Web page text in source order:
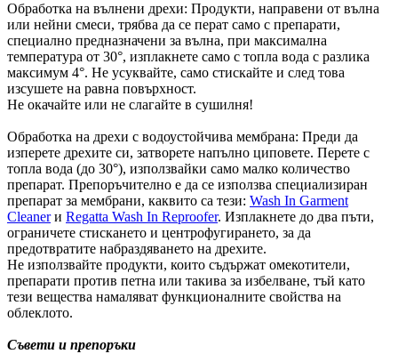
Обработка на вълнени дрехи: Продукти, направени от вълна
или нейни смеси, трябва да се перат само с препарати,
специално предназначени за вълна, при максимална
температура от 30°, изплакнете само с топла вода с разлика
максимум 4°. Не усуквайте, само стискайте и след това
изсушете на равна повърхност.
Не окачайте или не слагайте в сушилня!
Обработка на дрехи с водоустойчива мембрана: Преди да
изперете дрехите си, затворете напълно циповете. Перете с
топла вода (до 30°), използвайки само малко количество
препарат. Препоръчително е да се използва специализиран
препарат за мембрани, каквито са тези: Wash In Garment
Cleanerи Regatta Wash In Reproofer. Изплакнете до два пъти,
ограничете стискането и центрофугирането, за да
предотвратите набраздяването на дрехите.
Не използвайте продукти, които съдържат омекотители,
препарати против петна или такива за избелване, тъй като
тези вещества намаляват функционалните свойства на
облеклото.
Съвети и препоръки